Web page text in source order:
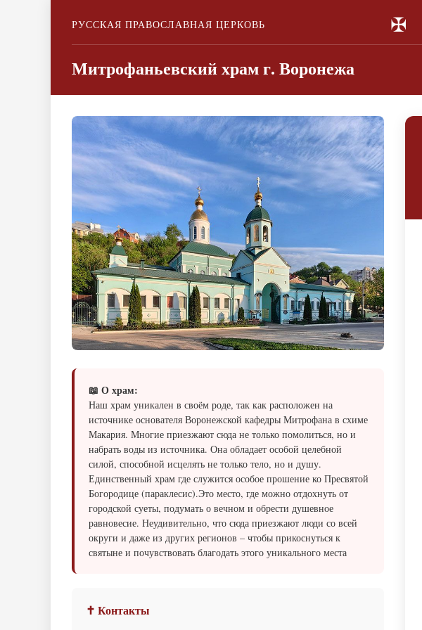
РУССКАЯ ПРАВОСЛАВНАЯ ЦЕРКОВЬ ✠
Митрофаньевский храм г. Воронежа
📖 О храм:
Наш храм уникален в своём роде, так как расположен на
источнике основателя Воронежской кафедры Митрофана в схиме
Макария. Многие приезжают сюда не только помолиться, но и
набрать воды из источника. Она обладает особой целебной
силой, способной исцелять не только тело, но и душу.
Единственный храм где служится особое прошение ко Пресвятой
Богородице (параклесис).Это место, где можно отдохнуть от
городской суеты, подумать о вечном и обрести душевное
равновесие. Неудивительно, что сюда приезжают люди со всей
округи и даже из других регионов – чтобы прикоснуться к
святыне и почувствовать благодать этого уникального места
✝ Контакты